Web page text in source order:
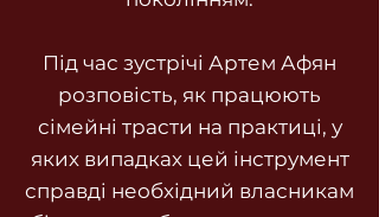
Під час зустрічі Артем Афян
розповість, як працюють
сімейні трасти на практиці, у
яких випадках цей інструмент
справді необхідний власникам